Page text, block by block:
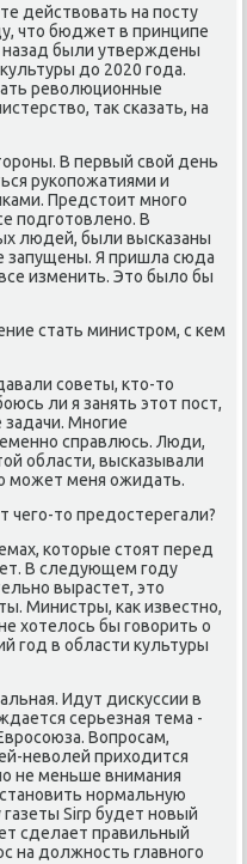
действовать на посту
что бюджет в принципе
назад были утверждены
до 2020 года.
революционные
так сказать, на
В первый свой день
рукопожатиями и
Предстоит много
подготовлено. В
людей, были высказаны
запущены. Я пришла сюда
изменить. Это было бы
стать министром, с кем
советы, кто-то
ли я занять этот пост,
Многие
справлюсь. Люди,
области, высказывали
может меня ожидать.
чего-то предостере­гали?
которые стоят перед
В следующем году
вырастет, это
Министры, как известно,
хотелось бы говорить о
год в облас­ти культуры
Идут дискуссии в
серьезная тема -
Вопросам,
неволей приходится
не меньше внимания
нормальную
Sirp будет новый
сделает правильный
на должность главного